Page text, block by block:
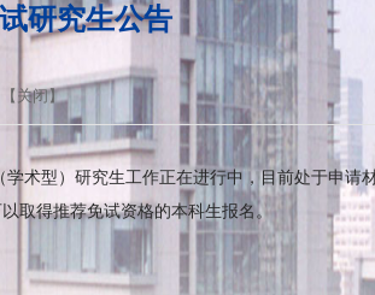
研究生公告
关闭】
术型）研究生工作正在进行中，目前处于申请
取得推荐免试资格的本科生报名。